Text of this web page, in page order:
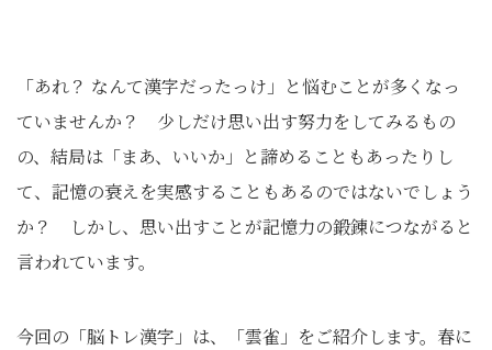
「あれ？ なんて漢字だったっけ」と悩むことが多くなっ
ていませんか？ 少しだけ思い出す努⼒をしてみるもの
の、結局は「まあ、いいか」と諦めることもあったりし
て、記憶の衰えを実感することもあるのではないでしょう
か？ しかし、思い出すことが記憶⼒の鍛錬につながると
⾔われています。
今回の「脳トレ漢字」は、「雲雀」をご紹介します。春に